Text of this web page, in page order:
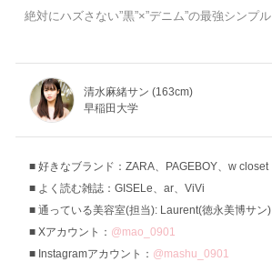
絶対にハズさない”黒”×”デニム”の最強シンプル
清水麻緒サン (163cm)
早稲田大学
好きなブランド：ZARA、PAGEBOY、w closet
よく読む雑誌：GISELe、ar、ViVi
通っている美容室(担当): Laurent(徳永美博サン)
Xアカウント： @mao_0901
Instagramアカウント： @mashu_0901